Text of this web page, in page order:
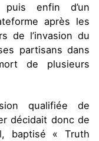
enfin d’un
après les
de l’invasion du
partisans dans
de plusieurs
qualifiée de
décidait donc de
baptisé « Truth